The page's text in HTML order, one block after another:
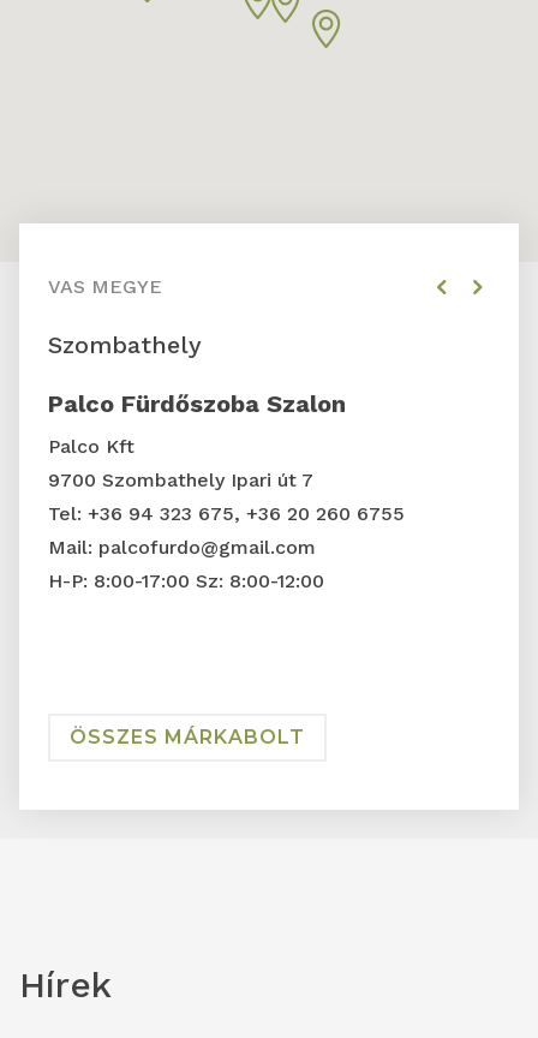
4 5
VAS MEGYE
Szombathely
Palco Fürdőszoba Szalon
Palco Kft
9700 Szombathely Ipari út 7
Tel: +36 94 323 675, +36 20 260 6755
Mail: palcofurdo@gmail.com
H-P: 8:00-17:00 Sz: 8:00-12:00
ÖSSZES MÁRKABOLT
Hírek